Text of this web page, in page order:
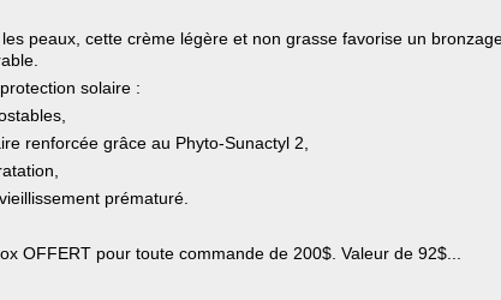
peaux, cette crème légère et non grasse favorise un
solaire :
renforcée grâce au Phyto-Sunactyl 2,
prématuré.
OFFERT pour toute commande de 200$. Valeur de 92$...